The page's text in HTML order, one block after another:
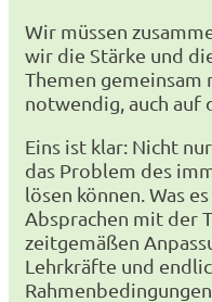
Wir müssen
wir die Stärke und
Themen gemeinsam
notwendig, auch auf
Eins ist klar: Nicht
das Problem des
lösen können. Was
Absprachen mit der
zeitgemäßen
Lehrkräfte und
Rahmenbedingungen